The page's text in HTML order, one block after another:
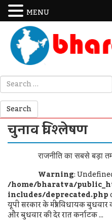
चुनाव विश्लेषण
राजनीति का सबसे बड़ा
Warning:
/home/bharatva/
includes/deprecated.php
यूपी सरकार के मंत्री विधायक
और बुधवार की देर रात कर्नाटक ...
MENU